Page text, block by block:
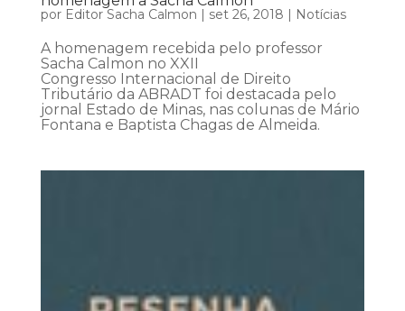
por Editor Sacha Calmon | set 26, 2018 | Notícias
A homenagem recebida pelo professor
Sacha Calmon no XXII
Congresso Internacional de Direito
Tributário da ABRADT foi destacada pelo
jornal Estado de Minas, nas colunas de Mário
Fontana e Baptista Chagas de Almeida.